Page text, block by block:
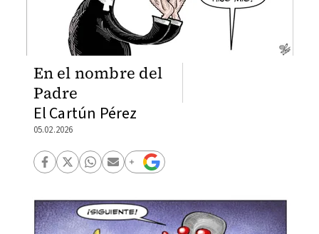
En el nombre del
Padre
El Cartún Pérez
05.02.2026